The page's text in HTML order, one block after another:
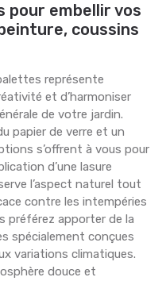
pour embellir vos
coussins
représente
et d’harmoniser
de votre jardin.
papier de verre et un
s’offrent à vous pour
d’une lasure
l’aspect naturel tout
contre les intempéries
préférez apporter de la
spécialement conçues
variations climatiques.
douce et